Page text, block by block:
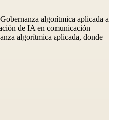
algorítmica aplicada a
de IA en comunicación
algorítmica aplicada, donde